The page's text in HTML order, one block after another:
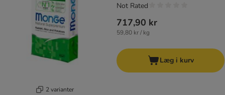
2 varianter
717,90 kr
59,80 kr / kg
Not Rated
Læg i kurv